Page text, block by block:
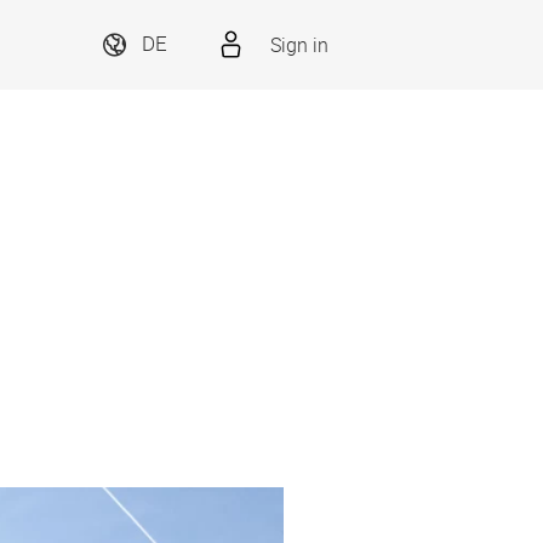
DE Sign in